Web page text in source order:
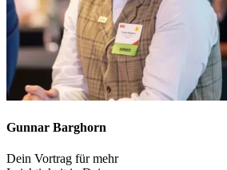
Gunnar Barghorn
Dein Vortrag für mehr